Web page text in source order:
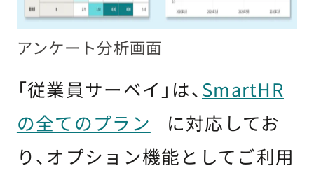
アンケート分析画面
「従業員サーベイ」は、SmartHR
の全てのプラン
に対応してお
り、オプション機能としてご利用